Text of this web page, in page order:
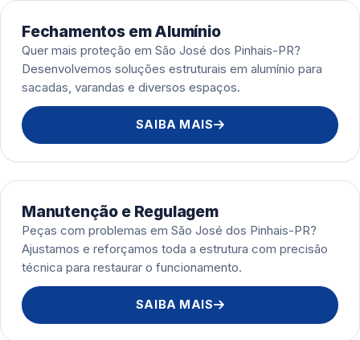
Fechamentos em Alumínio
Quer mais proteção em São José dos Pinhais-PR?
Desenvolvemos soluções estruturais em alumínio para
sacadas, varandas e diversos espaços.
SAIBA MAIS
Manutenção e Regulagem
Peças com problemas em São José dos Pinhais-PR?
Ajustamos e reforçamos toda a estrutura com precisão
técnica para restaurar o funcionamento.
SAIBA MAIS